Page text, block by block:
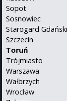
Sopot
Sosnowiec
Starogard Gdański
Szczecin
Toruń
Trójmiasto
Warszawa
Wałbrzych
Wrocław